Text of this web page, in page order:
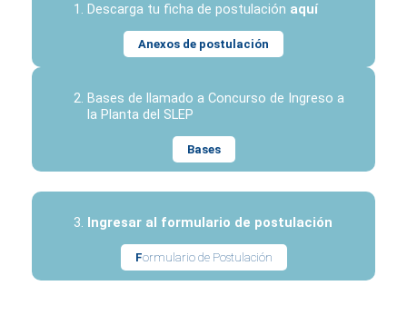
Descarga tu ficha de postulación aquí
Anexos de postulación
Bases de llamado a Concurso de Ingreso a
la Planta del SLEP
Bases
Ingresar al formulario de postulación
Formulario de Postulación